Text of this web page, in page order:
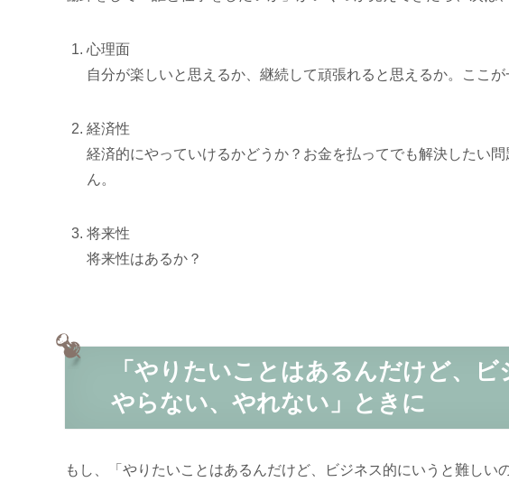
心理面
自分が楽しいと思えるか、継続して頑張れると思えるか。ここが
経済性
経済的にやっていけるかどうか？お金を払ってでも解決したい
ん。
将来性
将来性はあるか？
「やりたいことはあるんだけど、
やらない、やれない」ときに
もし、「やりたいことはあるんだけど、ビジネス的にいうと難し